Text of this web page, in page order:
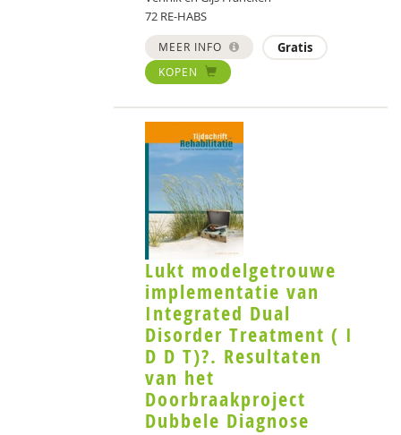
72 RE-HABS
MEER INFO Gratis
KOPEN
Lukt modelgetrouwe
implementatie van
Integrated Dual
Disorder Treatment ( I
D D T)?. Resultaten
van het
Doorbraakproject
Dubbele Diagnose